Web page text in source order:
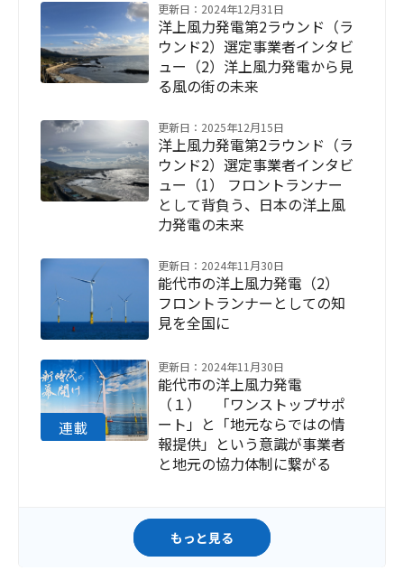
更新日：2024年12月31日
洋上風力発電第2ラウンド（ラ
ウンド2）選定事業者インタビ
ュー（2）洋上風力発電から見
る風の街の未来
更新日：2025年12月15日
洋上風力発電第2ラウンド（ラ
ウンド2）選定事業者インタビ
ュー（1） フロントランナー
として背負う、日本の洋上風
力発電の未来
更新日：2024年11月30日
能代市の洋上風力発電（2）
フロントランナーとしての知
見を全国に
更新日：2024年11月30日
能代市の洋上風力発電
（１） 「ワンストップサポ
ート」と「地元ならではの情
報提供」という意識が事業者
と地元の協力体制に繋がる
もっと見る